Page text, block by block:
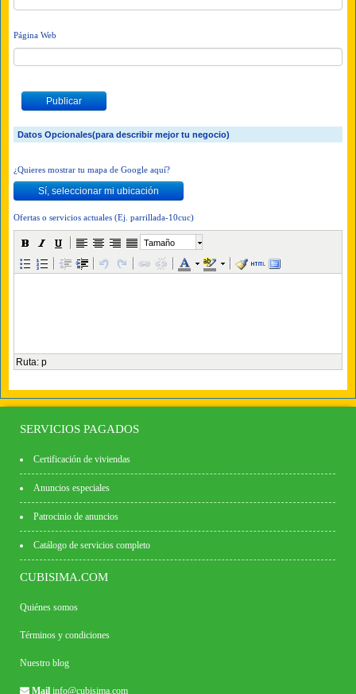
Página Web
Datos Opcionales(para describir mejor tu negocio)
¿Quieres mostrar tu mapa de Google aquí?
Ofertas o servicios actuales (Ej. parrillada-10cuc)
Tamaño
Ruta: p
SERVICIOS PAGADOS
Certificación de viviendas
Anuncios especiales
Patrocinio de anuncios
Catálogo de servicios completo
CUBISIMA.COM
Quiénes somos
Términos y condiciones
Nuestro blog
Mail info@cubisima.com